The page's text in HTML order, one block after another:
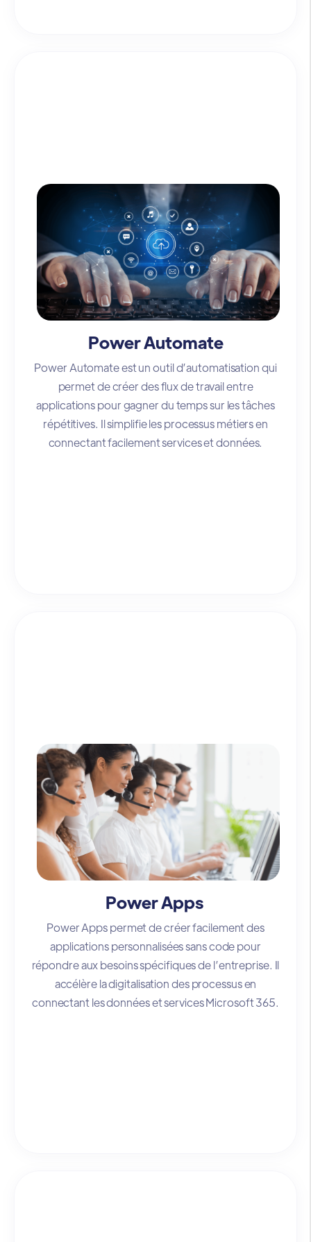
Power Automate
Power Automate est un outil d’automatisation qui
permet de créer des flux de travail entre
applications pour gagner du temps sur les tâches
répétitives. Il simplifie les processus métiers en
connectant facilement services et données.
Power Apps
Power Apps permet de créer facilement des
applications personnalisées sans code pour
répondre aux besoins spécifiques de l’entreprise. Il
accélère la digitalisation des processus en
connectant les données et services Microsoft 365.